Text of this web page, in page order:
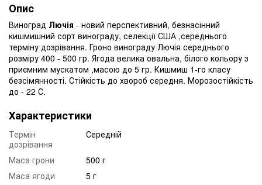
Опис
Виноград Лючія - новий перспективний, безнасінний
кишмишний сорт винограду, селекції США ,середнього
терміну дозрівання. Гроно винограду Лючія середнього
розміру 400 - 500 гр. Ягода велика овальна, білого кольору з
приємним мускатом ,масою до 5 гр. Кишмиш 1-го класу
безсімянності. Стійкість до хвороб середня. Морозостійкість
до - 22 С.
Характеристики
Термін
дозрівання
Середній
Маса грони
500 г
Маса ягоди
5 г